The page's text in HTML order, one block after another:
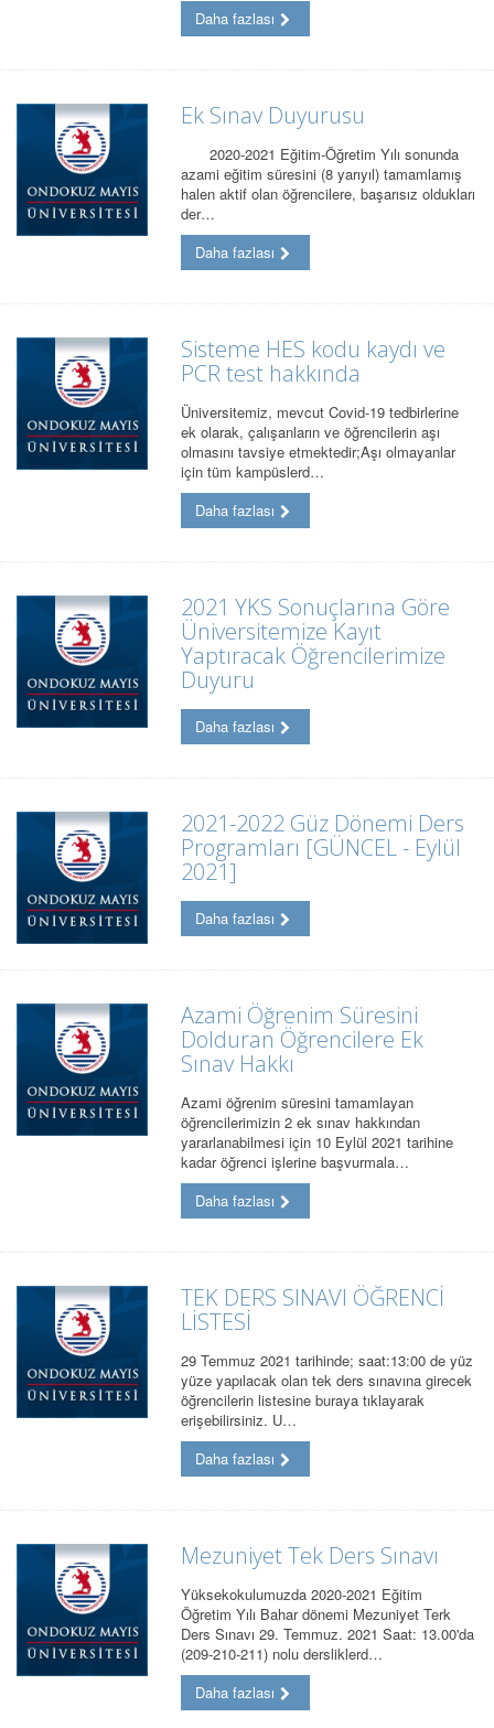
Daha fazlası
Ek Sınav Duyurusu
2020-2021 Eğitim-Öğretim Yılı sonunda
azami eğitim süresini (8 yarıyıl) tamamlamış
halen aktif olan öğrencilere, başarısız oldukları
der…
Daha fazlası
Sisteme HES kodu kaydı ve
PCR test hakkında
Üniversitemiz, mevcut Covid-19 tedbirlerine
ek olarak, çalışanların ve öğrencilerin aşı
olmasını tavsiye etmektedir;Aşı olmayanlar
için tüm kampüslerd…
Daha fazlası
2021 YKS Sonuçlarına Göre
Üniversitemize Kayıt
Yaptıracak Öğrencilerimize
Duyuru
Daha fazlası
2021-2022 Güz Dönemi Ders
Programları [GÜNCEL - Eylül
2021]
Daha fazlası
Azami Öğrenim Süresini
Dolduran Öğrencilere Ek
Sınav Hakkı
Azami öğrenim süresini tamamlayan
öğrencilerimizin 2 ek sınav hakkından
yararlanabilmesi için 10 Eylül 2021 tarihine
kadar öğrenci işlerine başvurmala…
Daha fazlası
TEK DERS SINAVI ÖĞRENCİ
LİSTESİ
29 Temmuz 2021 tarihinde; saat:13:00 de yüz
yüze yapılacak olan tek ders sınavına girecek
öğrencilerin listesine buraya tıklayarak
erişebilirsiniz. U…
Daha fazlası
Mezuniyet Tek Ders Sınavı
Yüksekokulumuzda 2020-2021 Eğitim
Öğretim Yılı Bahar dönemi Mezuniyet Terk
Ders Sınavı 29. Temmuz. 2021 Saat: 13.00'da
(209-210-211) nolu dersliklerd…
Daha fazlası